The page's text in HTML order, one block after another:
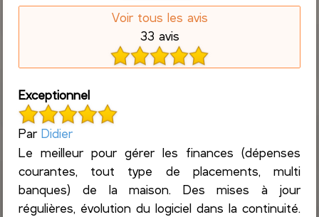
Voir tous les avis
33 avis
Exceptionnel
ParDidier
Le meilleur pour gérer les finances (dépenses
courantes, tout type de placements, multi
banques) de la maison. Des mises à jour
régulières, évolution du logiciel dans la continuité.